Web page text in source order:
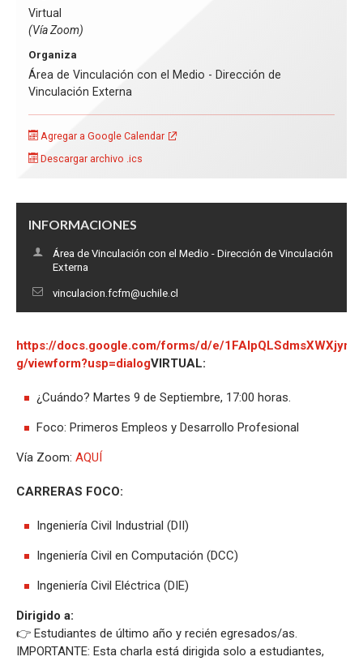
INFORMACIONES
Área de Vinculación con el Medio - Dirección de Vinculación
Externa
vinculacion.fcfm@uchile.cl
Virtual
(Vía Zoom)
Organiza
Área de Vinculación con el Medio - Dirección de
Vinculación Externa
Agregar a Google Calendar
Descargar archivo .ics
https://docs.google.com/forms/d/e/
g/viewform?usp=dialogVIRTUAL:
¿Cuándo? Martes 9 de Septiembre, 17:00 horas.
Foco: Primeros Empleos y Desarrollo Profesional
Vía Zoom: AQUÍ
CARRERAS FOCO:
Ingeniería Civil Industrial (DII)
Ingeniería Civil en Computación (DCC)
Ingeniería Civil Eléctrica (DIE)
Dirigido a:
👉 Estudiantes de último año y recién egresados/as.
IMPORTANTE: Esta charla está dirigida solo a estudiantes,